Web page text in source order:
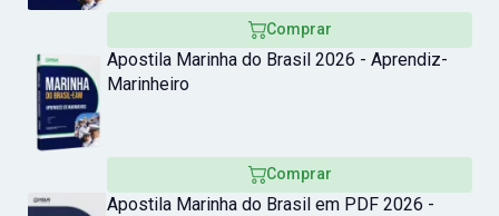
Comprar
Apostila Marinha do Brasil 2026 - Aprendiz-
Marinheiro
Comprar
Apostila Marinha do Brasil em PDF 2026 -